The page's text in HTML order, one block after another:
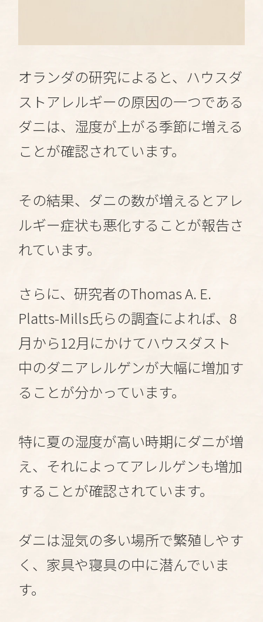
オランダの研究によると、ハウスダ
ストアレルギーの原因の一つである
ダニは、湿度が上がる季節に増える
ことが確認されています。
その結果、ダニの数が増えるとアレ
ルギー症状も悪化することが報告さ
れています。
さらに、研究者のThomas A. E.
Platts-Mills氏らの調査によれば、8
月から12月にかけてハウスダスト
中のダニアレルゲンが大幅に増加す
ることが分かっています。
特に夏の湿度が高い時期にダニが増
え、それによってアレルゲンも増加
することが確認されています。
ダニは湿気の多い場所で繁殖しやす
く、家具や寝具の中に潜んでいま
す。